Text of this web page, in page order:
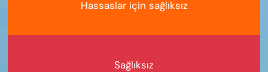
Hassaslar için sağlıksız
Sağlıksız